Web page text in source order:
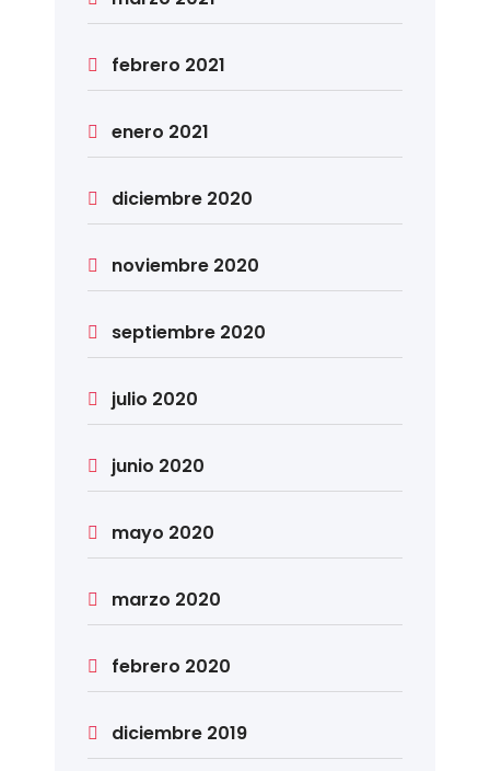
febrero 2021
enero 2021
diciembre 2020
noviembre 2020
septiembre 2020
julio 2020
junio 2020
mayo 2020
marzo 2020
febrero 2020
diciembre 2019